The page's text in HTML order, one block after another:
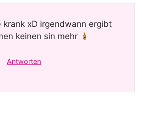
krank xD irgendwann ergibt
keinen sin mehr
Antworten